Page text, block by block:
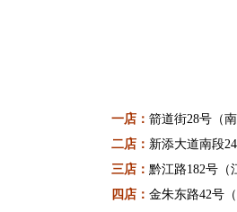
一店： 箭道街28号（
二店： 新添大道南段
三店： 黔江路182号（
四店： 金朱东路42号